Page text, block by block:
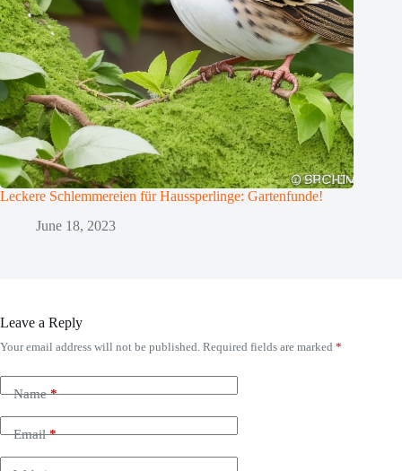
Leckere Schlemmereien für Haussperlinge: Gartenfunde!
June 18, 2023
Leave a Reply
Your email address will not be published. Required fields are marked *
Name*
Email*